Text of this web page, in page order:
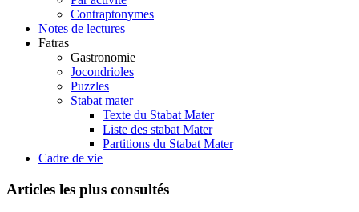
Contraptonymes
Notes de lectures
Fatras
Gastronomie
Jocondrioles
Puzzles
Stabat mater
Texte du Stabat Mater
Liste des stabat Mater
Partitions du Stabat Mater
Cadre de vie
Articles les plus consultés